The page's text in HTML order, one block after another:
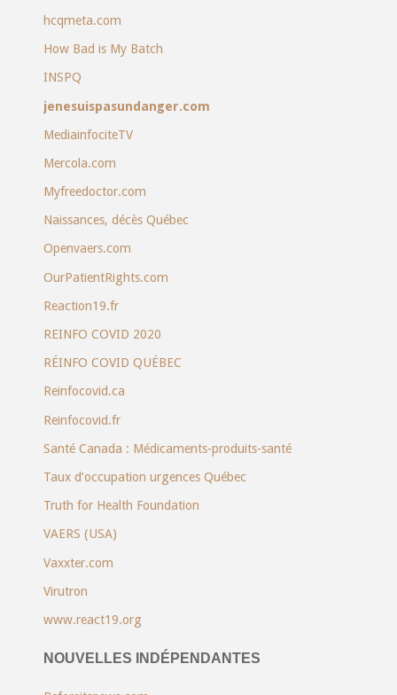
hcqmeta.com
How Bad is My Batch
INSPQ
jenesuispasundanger.com
MediainfociteTV
Mercola.com
Myfreedoctor.com
Naissances, décès Québec
Openvaers.com
OurPatientRights.com
Reaction19.fr
REINFO COVID 2020
RÉINFO COVID QUÉBEC
Reinfocovid.ca
Reinfocovid.fr
Santé Canada : Médicaments-produits-santé
Taux d’occupation urgences Québec
Truth for Health Foundation
VAERS (USA)
Vaxxter.com
Virutron
www.react19.org
NOUVELLES INDÉPENDANTES